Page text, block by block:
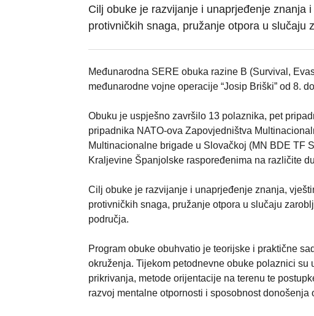
Cilj obuke je razvijanje i unaprjeđenje znanja
protivničkih snaga, pružanje otpora u slučaju
Međunarodna SERE obuka razine B (Survival,
međunarodne vojne operacije “Josip Briški” od 8.
Obuku je uspješno završilo 13 polaznika, pet
pripadnika NATO-ova Zapovjedništva
Multinacionalne brigade u Slovačkoj (MN BDE TF
Kraljevine Španjolske raspoređenima na različite
Cilj obuke je razvijanje i unaprjeđenje znanja,
protivničkih snaga, pružanje otpora u slučaju
područja.
Program obuke obuhvatio je teorijske i praktične
okruženja. Tijekom petodnevne obuke polaznici
prikrivanja, metode orijentacije na terenu te
razvoj mentalne otpornosti i sposobnost donošenja